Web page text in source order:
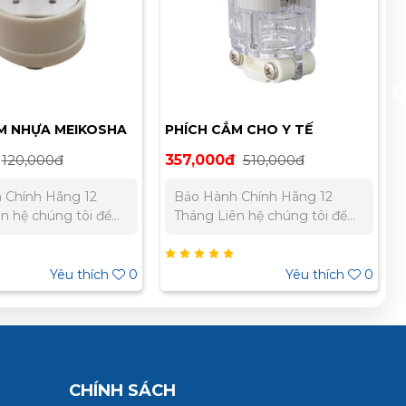
NHỰA MEIKOSHA
120,000đ
Chính Hãng 12
– 0945 332 980
Yêu thích 0
PHÍCH CẮM CHO Y TẾ
MEIKOSHA ME2591
357,000đ 510,000đ
Bảo Hành Chính Hãng 12
Tháng Liên hệ chúng tôi để
án. Miền Bắc : 0989 310 979
0902 303 733 – 0945 332 980
Yêu thích 0
CHÍNH SÁCH